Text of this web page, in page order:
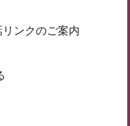
リンクのご案内